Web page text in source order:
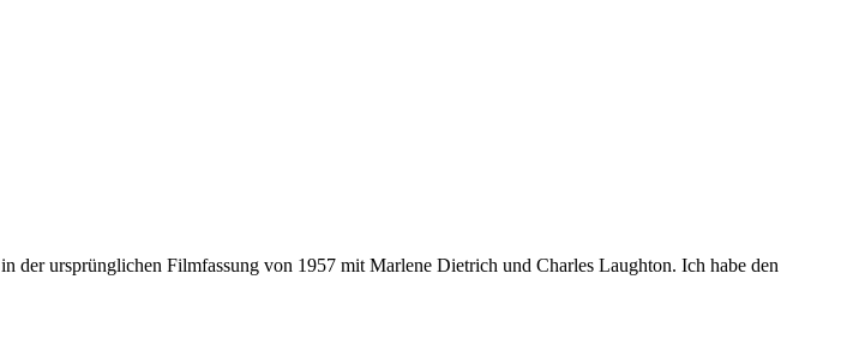
in der ursprünglichen Filmfassung von 1957 mit Marlene Dietrich und Charles Laughton. Ich habe den